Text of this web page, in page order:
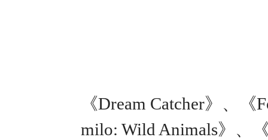
《Dream Catcher》、
milo: Wild Animals》、